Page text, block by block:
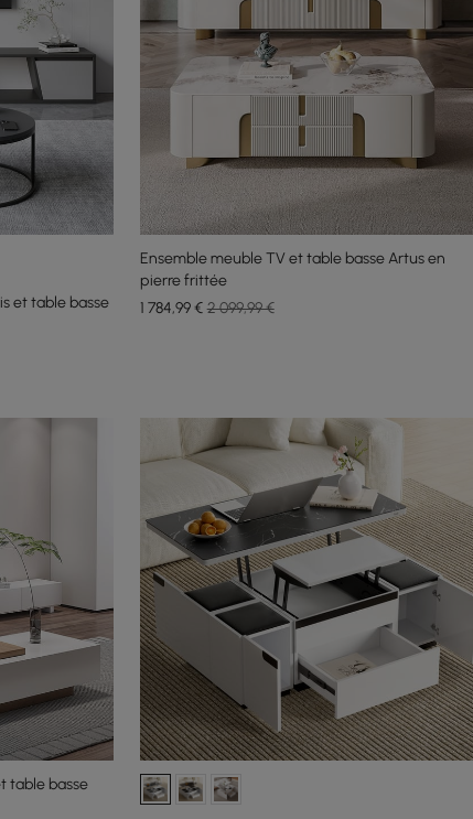
et table basse
Ensemble meuble TV et table basse Artus en
pierre frittée
1 784,99€ 2 099,99 €
table basse